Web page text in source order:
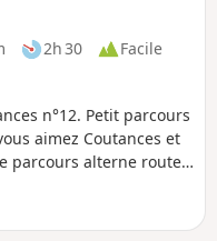
2h 30
Facile
n°12. Petit parcours
aimez Coutances et
parcours alterne routes,
de running !